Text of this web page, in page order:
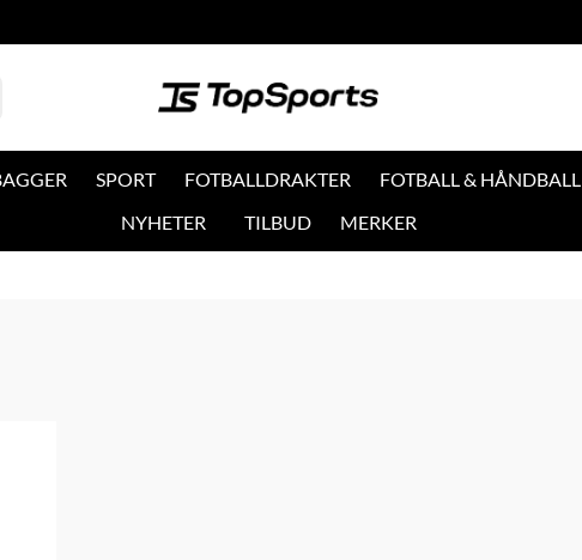
SPORT FOTBALLDRAKTER FOTBALL & HÅNDBALL
NYHETER
TILBUD MERKER